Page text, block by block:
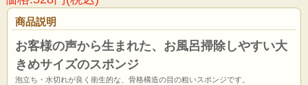
商品説明
お客様の声から生まれた、お風呂掃除しやすい大
きめサイズのスポンジ
泡立ち・水切れが良く衛生的な、骨格構造の目の粗いスポンジです。